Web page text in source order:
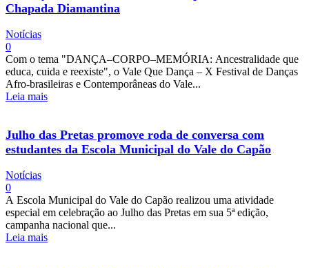
Chapada Diamantina
Notícias
0
Com o tema "DANÇA–CORPO–MEMÓRIA: Ancestralidade que
educa, cuida e reexiste", o Vale Que Dança – X Festival de Danças
Afro-brasileiras e Contemporâneas do Vale...
Leia mais
Julho das Pretas promove roda de conversa com
estudantes da Escola Municipal do Vale do Capão
Notícias
0
A Escola Municipal do Vale do Capão realizou uma atividade
especial em celebração ao Julho das Pretas em sua 5ª edição,
campanha nacional que...
Leia mais